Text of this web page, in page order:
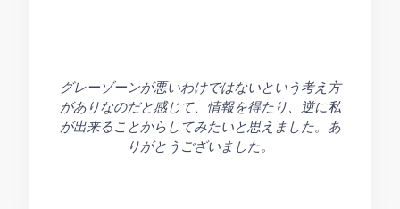
グレーゾーンが悪いわけではないという考え方
がありなのだと感じて、情報を得たり、逆に私
が出来ることからしてみたいと思えました。あ
りがとうございました。